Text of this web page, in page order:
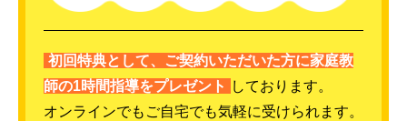
初回特典として、ご契約いただいた方に家庭教
師の1時間指導をプレゼント
しております。
オンラインでもご自宅でも気軽に受けられます。